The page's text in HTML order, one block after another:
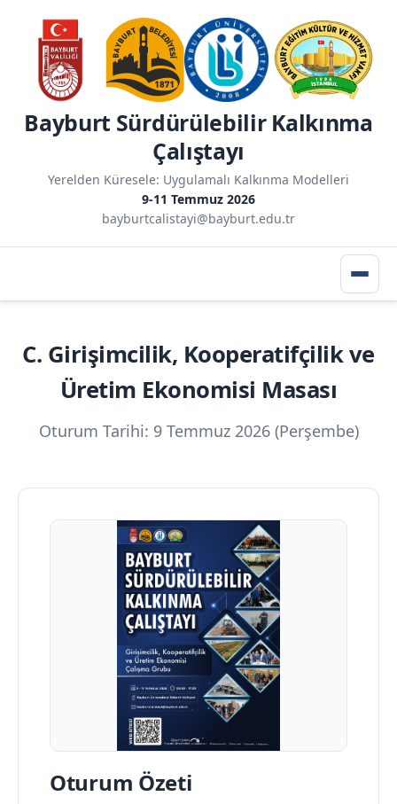
Bayburt Sürdürülebilir Kalkınma
Çalıştayı
Yerelden Küresele: Uygulamalı Kalkınma Modelleri
9-11 Temmuz 2026
bayburtcalistayi@bayburt.edu.tr
C. Girişimcilik, Kooperatifçilik ve
Üretim Ekonomisi Masası
Oturum Tarihi: 9 Temmuz 2026 (Perşembe)
Oturum Özeti